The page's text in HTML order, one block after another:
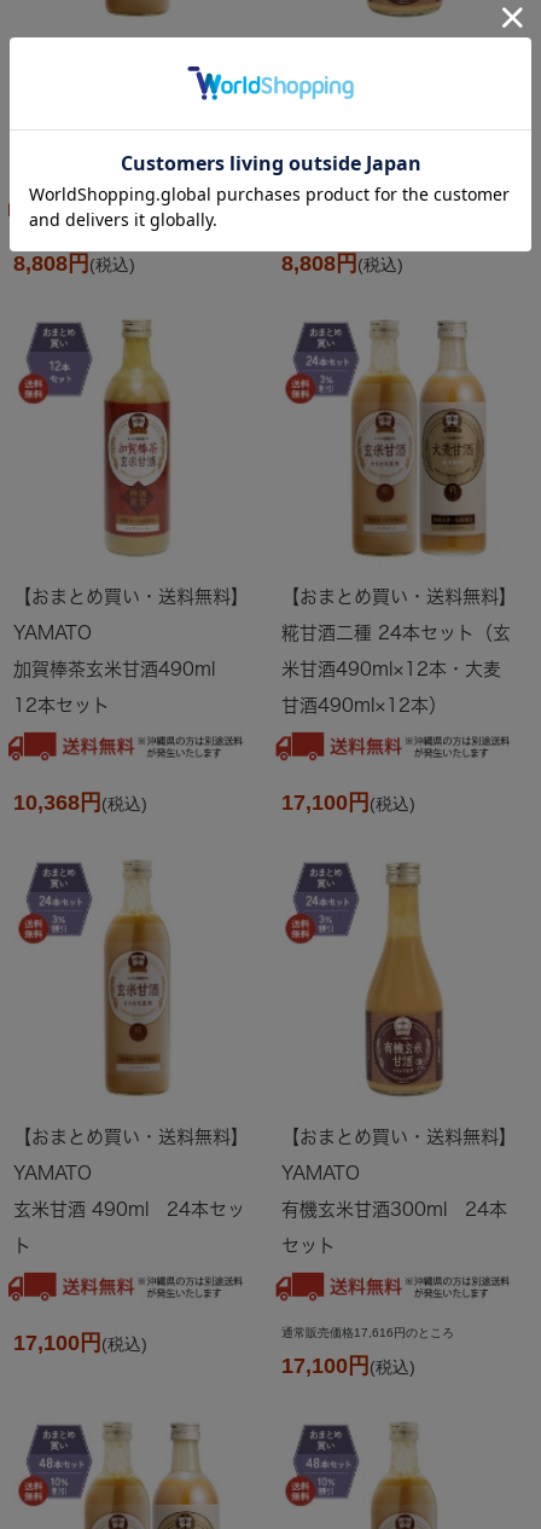
玄米甘酒 490ml 12本セッ
8,808円 (税込)
YAMATO
有機玄米甘酒 300ml 12本
セット
8,808円 (税込)
【おまとめ買い・送料無料】
YAMATO
加賀棒茶玄米甘酒490ml
12本セット
10,368円 (税込)
【おまとめ買い・送料無料】
糀甘酒二種 24本セット（玄
米甘酒490ml×12本・大麦
甘酒490ml×12本）
17,100円 (税込)
【おまとめ買い・送料無料】
YAMATO
玄米甘酒 490ml 24本セッ
ト
17,100円 (税込)
【おまとめ買い・送料無料】
YAMATO
有機玄米甘酒300ml 24本
セット
通常販売価格17,616円のところ
17,100円 (税込)